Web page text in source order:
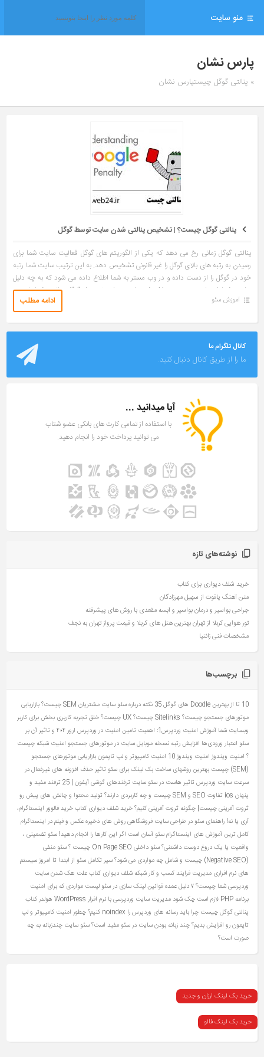
منو سایت
پارس نشان
» پنالتی گوگل چیستپارس نشان
پنالتی گوگل چیست؟ | تشخیص پنالتی شدن سایت توسط گوگل
پنالتی گوگل زمانی رخ می دهد که یکی از الگوریتم های گوگل فعالیت سایت شما برای
رسیدن به رتبه های بالای گوگل را غیر قانونی تشخیص دهد. به این ترتیب سایت شما رتبه
خود در گوگل را از دست داده و در وب مستر به شما اطلاع داده می شود که به چه دلیل
سایت شما از نتایج جستجو حذف شده است. برای خروج از گوگل پنالتی شما باید به
کارشناسان گوگل یک پیام بدهید […]
آموزش سئو ادامه مطلب
کانال تلگرام ما
ما را از طریق کانال دنبال کنید.
آیا میدانید ...
با استفاده از تمامی کارت های بانکی عضو شتاب
می توانید پرداخت خود را انجام دهید.
نوشته‌های تازه
خرید شلف دیواری برای کتاب
متن آهنگ یاقوت از سهیل مهرزادگان
جراحی بواسیر و درمان بواسیر و آبسه مقعدی با روش های پیشرفته
تور هوایی کربلا از تهران بهترین هتل های کربلا و قیمت پرواز تهران به نجف
مشخصات فنی زانتیا
برچسب‌ها
10 تا از بهترین Doodle های گوگل 35 نکته درباره سئو سایت مشتریان
SEM چیست؟ بازاریابی
موتورهای جستجو چیست؟ Sitelinks چیست؟
UX چیست؟ خلق تجربه کاربری بخش برای کاربر
وبسایت شما آموزش امنیت وردپرس1: اهمیت تامین امنیت در وردپرس
ارور ۴۰۴ و تاثیر آن بر
سئو اعتبار ورودی‌ها افزایش رتبه نسخه موبایل سایت در موتورهای جستجو امنیت شبکه چیست
؟ امنیت ویندوز امنیت ویندوز 10 امنیت کامپیوتر و لپ تاپمونبازاریابی موتورهای جستجو
(SEM) چیست
بهترین روشهای ساخت بک لینک برای سئو تاثیر حذف افزونه های غیرفعال در
سرعت سایت وردپرس تاثیر هاست در سئو سایت
ترفندهای گوشی آیفون | 25 ترفند مفید و
پنهان ios
تفاوت SEO و SEM چیست و چه کاربردی دارند؟
تولید محتوا و چالش های پیش رو
ثروت آفرینی چیست| چگونه ثروت آفرینی کنیم؟خرید شلف دیواری کتابخرید فالوور اینستاگرام،
آری یا نه! راهنمای سئو در طراحی سایت فروشگاهیروش های ذخیره عکس و فیلم در اینستاگرام
کامل ترین آموزش های اینستاگرامسئو آسان است اگر این کارها را انجام دهید! سئو تضمینی ،
واقعیت یا یک دروغ دوست‌ داشتنی؟سئو داخلی On Page SEO چیست ؟
سئو منفی
(Negative SEO) چیست و شامل چه مواردی می شود؟
سیر تکامل سئو از ابتدا تا امروز سیستم
های نرم افزاری مدیریت فرایند کسب و کار شبکهشلف دیواری کتابعلت هک شدن سایت
وردپرسی شما چیست؟ ۷ دلیل عمده
قوانین لینک سازی در سئو لیست مواردی که برای امنیت
برنامه PHP لازم است چک شود
مدیریت سایت وردپرسی با نرم افزار WordPress
هولدر کتاب
پنالتی گوگل چیست چرا باید رسانه های وردپرس را noindex کنیم؟
چطور امنیت کامپیوتر و لپ
تاپمون رو افزایش بدیم؟چند زبانه بودن سایت در سئو مفید است؟ سئو سایت چندزبانه به چه
صورت است؟
خرید بک لینک ارزان و جدید
خرید بک لینک فالو